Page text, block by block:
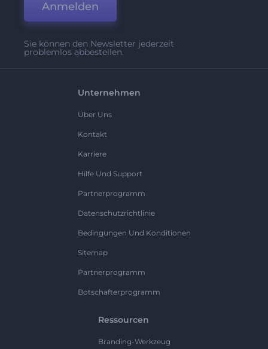
Anmelden
Sie können den Newsletter jederzeit
problemlos abbestellen.
Unternehmen
Über Uns
Kontakt
Karriere
Hilfe Und Support
Partnerprogramm
Datenschutzrichtlinie
Bedingungen Und Konditionen
Sitemap
Partnerprogramm
Botschafterprogramm
Ressourcen
Branding-Werkzeug